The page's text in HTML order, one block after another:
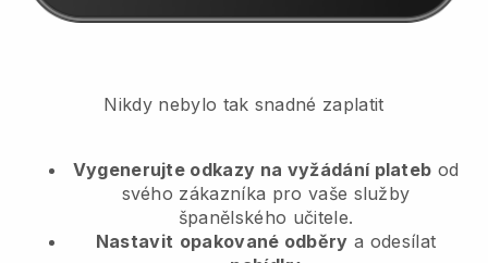
Nikdy nebylo tak snadné zaplatit
Vygenerujte odkazy na vyžádání plateb od
svého zákazníka pro vaše služby
španělského učitele.
Nastavit opakované odběry a odesílat